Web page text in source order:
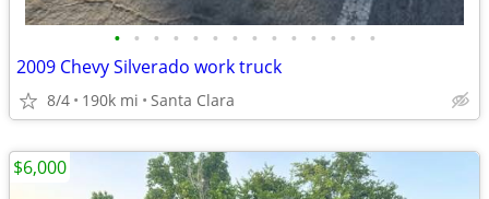
• • • • • • • • • • • • • •
2009 Chevy Silverado work truck
8/4 190k mi Santa Clara
$6,000